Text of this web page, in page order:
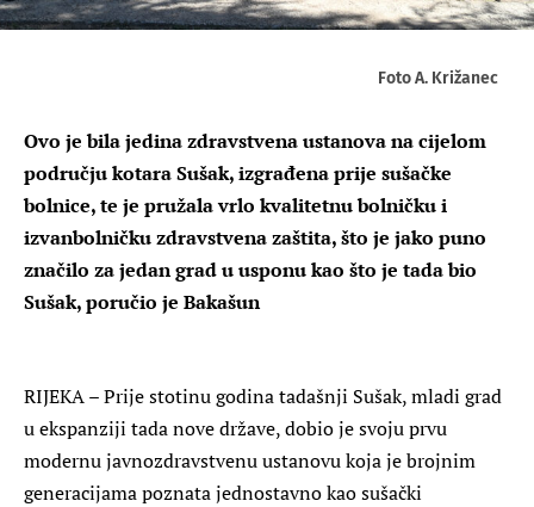
Foto A. Križanec
Ovo je bila jedina zdravstvena ustanova na cijelom
području kotara Sušak, izgrađena prije sušačke
bolnice, te je pružala vrlo kvalitetnu bolničku i
izvanbolničku zdravstvena zaštita, što je jako puno
značilo za jedan grad u usponu kao što je tada bio
Sušak, poručio je Bakašun
RIJEKA – Prije stotinu godina tadašnji Sušak, mladi grad
u ekspanziji tada nove države, dobio je svoju prvu
modernu javnozdravstvenu ustanovu koja je brojnim
generacijama poznata jednostavno kao sušački